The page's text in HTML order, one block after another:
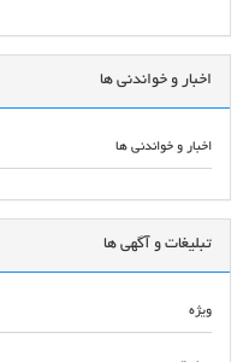
اخبار و خواندنی ها
اخبار و خواندنی ها
تبلیغات و آگهی ها
ویژه